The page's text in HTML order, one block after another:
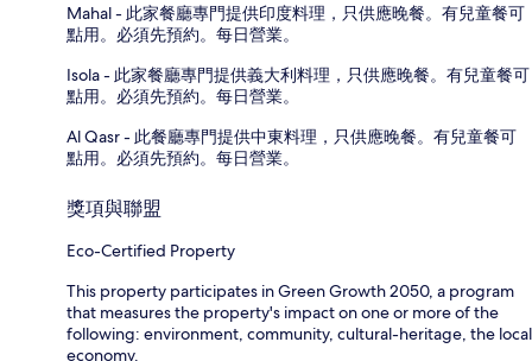
Mahal - 此家餐廳專門提供印度料理，只供應晚餐。有兒童餐可
點用。必須先預約。每日營業。
Isola - 此家餐廳專門提供義大利料理，只供應晚餐。有兒童餐可
點用。必須先預約。每日營業。
Al Qasr - 此餐廳專門提供中東料理，只供應晚餐。有兒童餐可
點用。必須先預約。每日營業。
獎項與聯盟
Eco-Certified Property
This property participates in Green Growth 2050, a program
that measures the property's impact on one or more of the
following: environment, community, cultural-heritage, the local
economy.